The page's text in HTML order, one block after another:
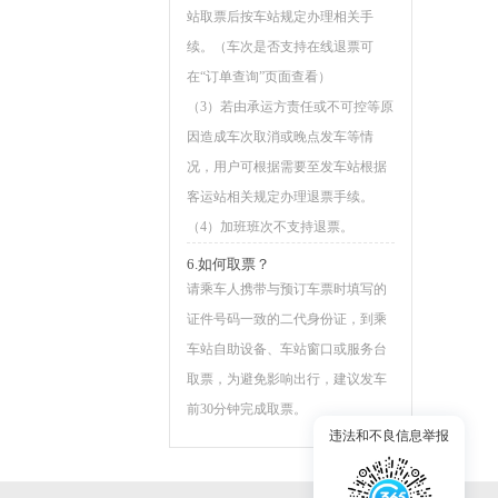
站取票后按车站规定办理相关手
续。（车次是否支持在线退票可
在“订单查询”页面查看）
（3）若由承运方责任或不可控等原
因造成车次取消或晚点发车等情
况，用户可根据需要至发车站根据
客运站相关规定办理退票手续。
（4）加班班次不支持退票。
6.如何取票？
请乘车人携带与预订车票时填写的
证件号码一致的二代身份证，到乘
车站自助设备、车站窗口或服务台
取票，为避免影响出行，建议发车
前30分钟完成取票。
违法和不良信息举报